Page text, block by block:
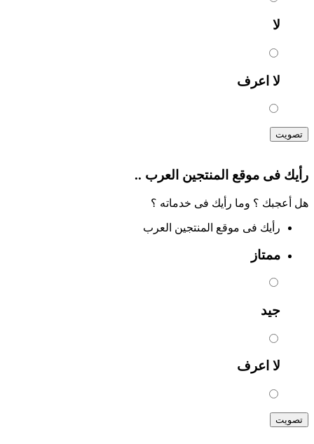
لا
لا اعرف
تصويت
رأيك فى موقع المنتجين العرب ..
هل أعجبك ؟ وما رأيك فى خدماته ؟
رأيك فى موقع المنتجين العرب
ممتاز
جيد
لا اعرف
تصويت